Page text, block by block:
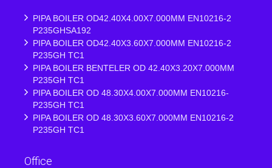
PIPA BOILER OD42.40X4.00X7.000MM EN10216-2
P235GHSA192
PIPA BOILER OD42.40X3.60X7.000MM EN10216-2
P235GH TC1
PIPA BOILER BENTELER OD 42.40X3.20X7.000MM
P235GH TC1
PIPA BOILER OD 48.30X4.00X7.000MM EN10216-
P235GH TC1
PIPA BOILER OD 48.30X3.60X7.000MM EN10216-2
P235GH TC1
Office